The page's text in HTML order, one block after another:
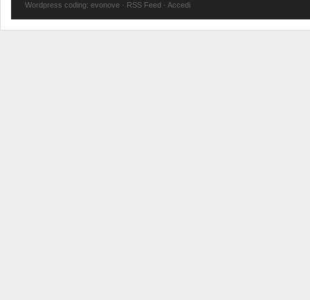
Wordpress coding: evonove · RSS Feed · Accedi